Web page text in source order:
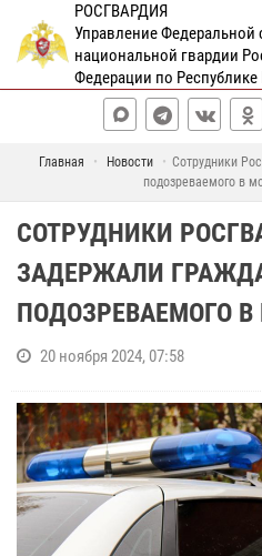
РОСГВАРДИЯ
Управление Федеральной
национальной гвардии
Федерации по
Главная Новости
Сотрудники
подозреваемого в
СОТРУДНИКИ
ЗАДЕРЖАЛИ
ПОДОЗРЕВАЕМОГО
20 ноября 2024, 07:58